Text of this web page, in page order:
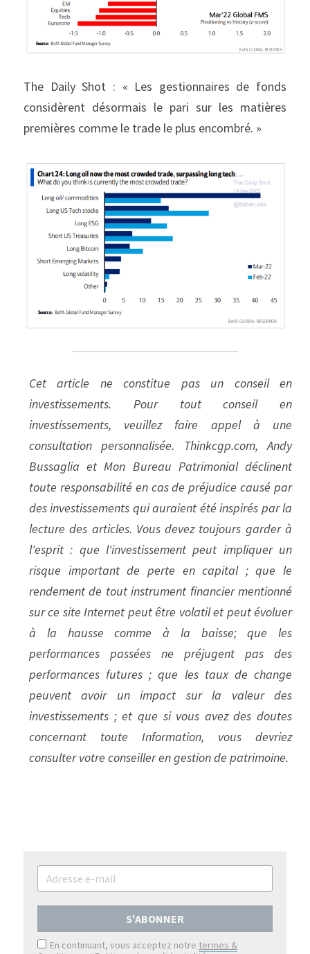
The Daily Shot : « Les gestionnaires de fonds
considèrent désormais le pari sur les matières
premières comme le trade le plus encombré. »
Cet article ne constitue pas un conseil en
investissements. Pour tout conseil en
investissements, veuillez faire appel à une
consultation personnalisée. Thinkcgp.com, Andy
Bussaglia et Mon Bureau Patrimonial déclinent
toute responsabilité en cas de préjudice causé par
des investissements qui auraient été inspirés par la
lecture des articles. Vous devez toujours garder à
l'esprit : que l'investissement peut impliquer un
risque important de perte en capital ; que le
rendement de tout instrument financier mentionné
sur ce site Internet peut être volatil et peut évoluer
à la hausse comme à la baisse; que les
performances passées ne préjugent pas des
performances futures ; que les taux de change
peuvent avoir un impact sur la valeur des
investissements ; et que si vous avez des doutes
concernant toute Information, vous devriez
consulter votre conseiller en gestion de patrimoine.
S'ABONNER
En continuant, vous acceptez notre termes &